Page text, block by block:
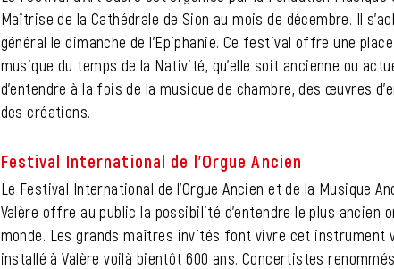
Maîtrise de la Cathédrale de Sion au mois de décembre. Il
général le dimanche de l'Epiphanie. Ce festival offre une
musique du temps de la Nativité, qu'elle soit ancienne ou
d'entendre à la fois de la musique de chambre, des œuvres
des créations.
Festival International de l’Orgue Ancien
Le Festival International de l’Orgue Ancien et de la Musique
Valère offre au public la possibilité d’entendre le plus ancien
monde. Les grands maîtres invités font vivre cet instrument
installé à Valère voilà bientôt 600 ans. Concertistes